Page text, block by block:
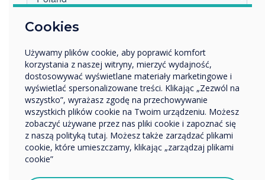
Położenie:
Register now
16-16 listopada 2022
Conference Aston
Cookies
Używamy plików cookie, aby poprawić komfort
korzystania z naszej witryny, mierzyć wydajność,
dostosowywać wyświetlane materiały marketingowe i
wyświetlać spersonalizowane treści. Klikając „Zezwól na
wszystko”, wyrażasz zgodę na przechowywanie
wszystkich plików cookie na Twoim urządzeniu. Możesz
zobaczyć używane przez nas pliki cookie i zapoznać się
z naszą polityką tutaj. Możesz także zarządzać plikami
cookie, które umieszczamy, klikając „zarządzaj plikami
cookie”
W jakiej branży pracujesz?
Przedsiębiorstwo
Inne
Nazwa firmy
Chcielibyśmy się z Tobą skontaktować w sprawie
naszych produktów i usług za pośrednictwem poczty
elektronicznej, telefonu lub poczty.